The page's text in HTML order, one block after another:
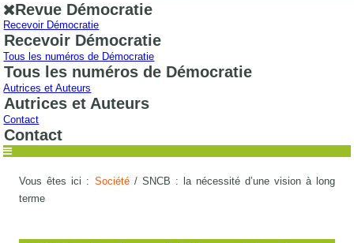
Revue Démocratie
Recevoir Démocratie
Recevoir Démocratie
Tous les numéros de Démocratie
Tous les numéros de Démocratie
Autrices et Auteurs
Autrices et Auteurs
Contact
Contact
Vous êtes ici : Société/ SNCB : la nécessité d’une vision à long
terme